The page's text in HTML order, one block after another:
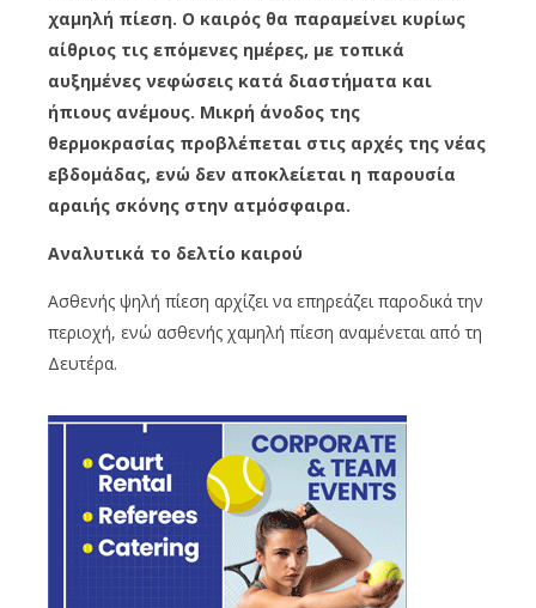
χαμηλή πίεση. Ο καιρός θα παραμείνει κυρίως
αίθριος τις επόμενες ημέρες, με τοπικά
αυξημένες νεφώσεις κατά διαστήματα και
ήπιους ανέμους. Μικρή άνοδος της
θερμοκρασίας προβλέπεται στις αρχές της νέας
εβδομάδας, ενώ δεν αποκλείεται η παρουσία
αραιής σκόνης στην ατμόσφαιρα.
Αναλυτικά το δελτίο καιρού
Ασθενής ψηλή πίεση αρχίζει να επηρεάζει παροδικά την
περιοχή, ενώ ασθενής χαμηλή πίεση αναμένεται από τη
Δευτέρα.